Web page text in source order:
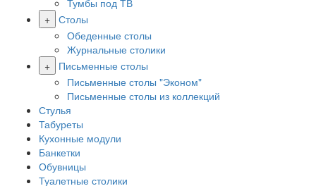
Тумбы под ТВ
+ Столы
Обеденные столы
Журнальные столики
+
Письменные столы
Письменные столы "Эконом"
Письменные столы из коллекций
Стулья
Табуреты
Кухонные модули
Банкетки
Обувницы
Туалетные столики